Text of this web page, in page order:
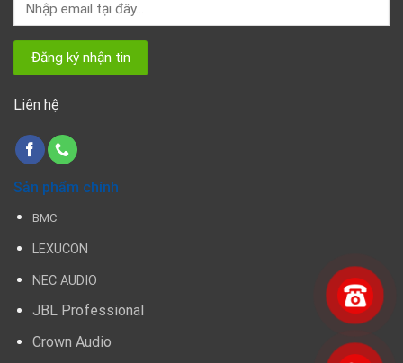
Liên hệ
Sản phẩm chính
BMC
LEXUCON
NEC AUDIO
JBL Professional
Crown Audio